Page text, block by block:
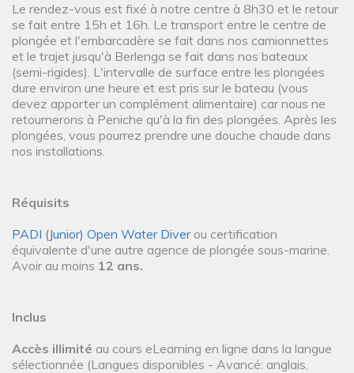
Le rendez-vous est fixé à notre centre à 8h30 et le retour
se fait entre 15h et 16h. Le transport entre le centre de
plongée et l'embarcadère se fait dans nos camionnettes
et le trajet jusqu'à Berlenga se fait dans nos bateaux
(semi-rigides). L'intervalle de surface entre les plongées
dure environ une heure et est pris sur le bateau (vous
devez apporter un complément alimentaire) car nous ne
retournerons à Peniche qu'à la fin des plongées. Après les
plongées, vous pourrez prendre une douche chaude dans
nos installations.
Réquisits
PADI (Junior) Open Water Diverou certification
équivalente d'une autre agence de plongée sous-marine.
Avoir au moins 12 ans.
Inclus
Accès illimité au cours eLearning en ligne dans la langue
sélectionnée (Langues disponibles - Avancé: anglais,